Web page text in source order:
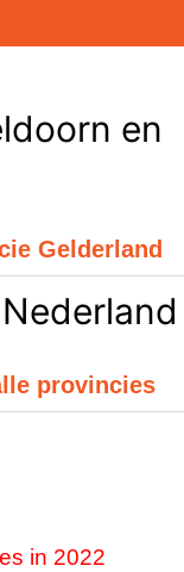
en
Gelderland
provincies
in 2022